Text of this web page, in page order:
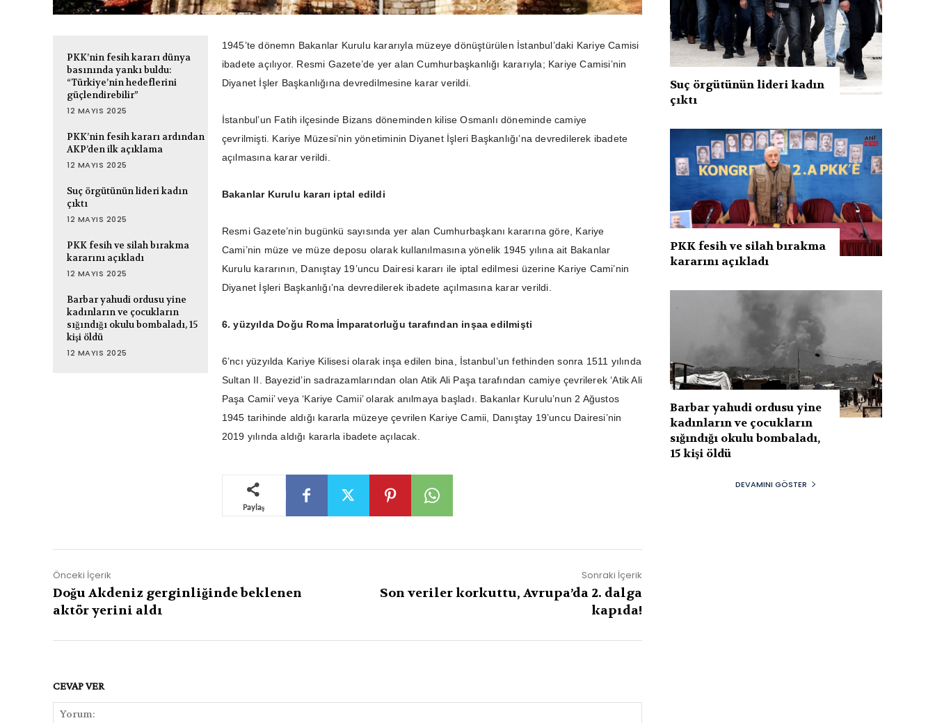
PKK’nin fesih kararı dünya
basınında yankı buldu:
“Türkiye’nin hedeflerini
güçlendirebilir”
12 MAYIS 2025
PKK’nin fesih kararı ardından
AKP’den ilk açıklama
12 MAYIS 2025
Suç örgütünün lideri kadın
çıktı
12 MAYIS 2025
PKK fesih ve silah bırakma
kararını açıkladı
12 MAYIS 2025
Barbar yahudi ordusu yine
kadınların ve çocukların
sığındığı okulu bombaladı, 15
kişi öldü
12 MAYIS 2025
1945’te dönemn Bakanlar Kurulu kararıyla müzeye dönüştürülen İstanbul’daki Kariye Camisi
ibadete açılıyor. Resmi Gazete’de yer alan Cumhurbaşkanlığı kararıyla; Kariye Camisi’nin
Diyanet İşler Başkanlığına devredilmesine karar verildi.
İstanbul’un Fatih ilçesinde Bizans döneminden kilise Osmanlı döneminde camiye
çevrilmişti. Kariye Müzesi’nin yönetiminin Diyanet İşleri Başkanlığı’na devredilerek ibadete
açılmasına karar verildi.
Bakanlar Kurulu kararı iptal edildi
Resmi Gazete’nin bugünkü sayısında yer alan Cumhurbaşkanı kararına göre, Kariye
Cami’nin müze ve müze deposu olarak kullanılmasına yönelik 1945 yılına ait Bakanlar
Kurulu kararının, Danıştay 19’uncu Dairesi kararı ile iptal edilmesi üzerine Kariye Cami’nin
Diyanet İşleri Başkanlığı’na devredilerek ibadete açılmasına karar verildi.
6. yüzyılda Doğu Roma İmparatorluğu tarafından inşaa edilmişti
6’ncı yüzyılda Kariye Kilisesi olarak inşa edilen bina, İstanbul’un fethinden sonra 1511 yılında
Sultan II. Bayezid’in sadrazamlarından olan Atik Ali Paşa tarafından camiye çevrilerek ‘Atik Ali
Paşa Camii’ veya ‘Kariye Camii’ olarak anılmaya başladı. Bakanlar Kurulu’nun 2 Ağustos
1945 tarihinde aldığı kararla müzeye çevrilen Kariye Camii, Danıştay 19’uncu Dairesi’nin
2019 yılında aldığı kararla ibadete açılacak.
Paylaş
Önceki İçerik
Doğu Akdeniz gerginliğinde beklenen
aktör yerini aldı
Sonraki İçerik
Son veriler korkuttu, Avrupa’da 2. dalga
kapıda!
CEVAP VER
Suç örgütünün lideri kadın
çıktı
PKK fesih ve silah bırakma
kararını açıkladı
Barbar yahudi ordusu yine
kadınların ve çocukların
sığındığı okulu bombaladı,
15 kişi öldü
DEVAMINI GÖSTER